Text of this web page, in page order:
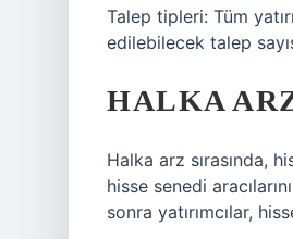
Talep tipleri: Tüm
edilebilecek talep
HALKA
Halka arz sırasında,
hisse senedi
sonra yatırımcılar,